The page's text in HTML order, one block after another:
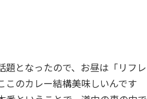
となったので、お昼は「リフレ
のカレー結構美味しいんです